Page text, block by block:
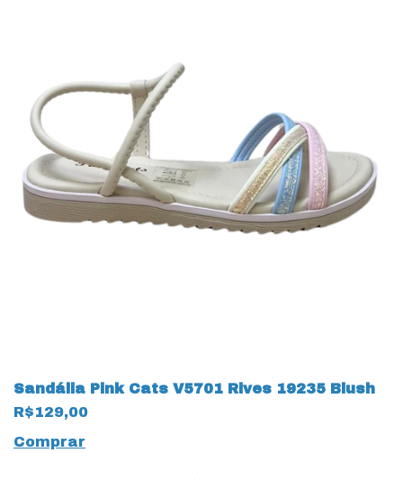
Sandália Pink Cats V5701 Rives 19235 Blush
R$129,00
Comprar